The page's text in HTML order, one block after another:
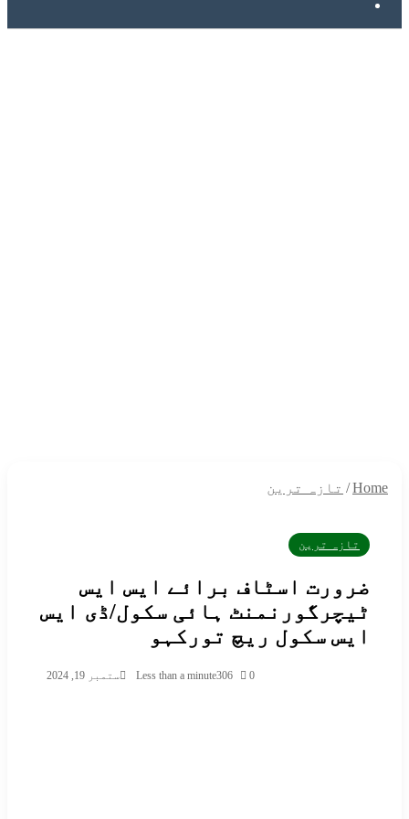
تازہ ترین
تازہ ترین
اسٹاف برائے ایس ایس
ہائی سکول/ڈی ایس
سکول ریچ تورکہو
ستمبر 19, 2024 Less than a minute